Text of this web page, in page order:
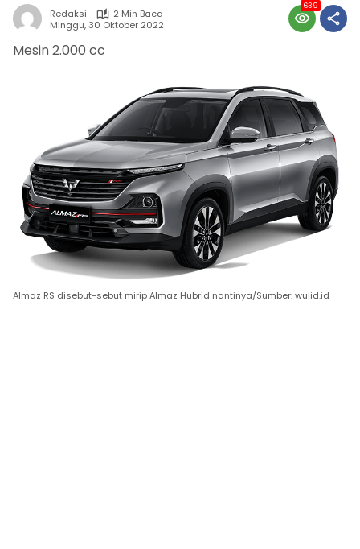
Redaksi
2 Min Baca
Minggu, 30 Oktober 2022
639
Mesin 2.000 cc
Almaz RS disebut-sebut mirip Almaz Hubrid nantinya/Sumber: wulid.id